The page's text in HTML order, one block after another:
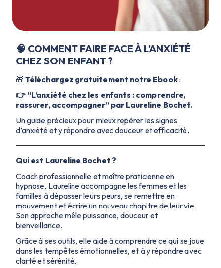
🧠 COMMENT FAIRE FACE À L’ANXIÉTÉ
CHEZ SON ENFANT ?
🎁Téléchargez gratuitement notre Ebook:
👉 “L’anxiété chez les enfants : comprendre,
rassurer, accompagner” par Laureline Bochet.
Un guide précieux pour mieux repérer les signes
d’anxiété et y répondre avec douceur et efficacité.
Qui est Laureline Bochet ?
Coach professionnelle et maître praticienne en
hypnose, Laureline accompagne les femmes et les
familles à dépasser leurs peurs, se remettre en
mouvement et écrire un nouveau chapitre de leur vie.
Son approche mêle puissance, douceur et
bienveillance.
Grâce à ses outils, elle aide à comprendre ce qui se joue
dans les tempêtes émotionnelles, et à y répondre avec
clarté et sérénité.